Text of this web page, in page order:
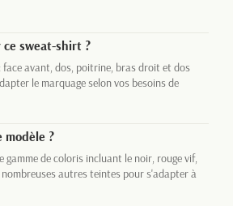
sweat-shirt ?
avant, dos, poitrine, bras droit et dos
le marquage selon vos besoins de
modèle ?
de coloris incluant le noir, rouge vif,
autres teintes pour s'adapter à